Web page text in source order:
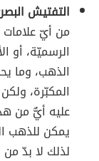
التفتيش
من أيّ علامات
الرسميّة، أو
الذهب، وما
المكبّرة،
عليه أيٌّ من
يمكن للذهب
لذلك لا بدّ